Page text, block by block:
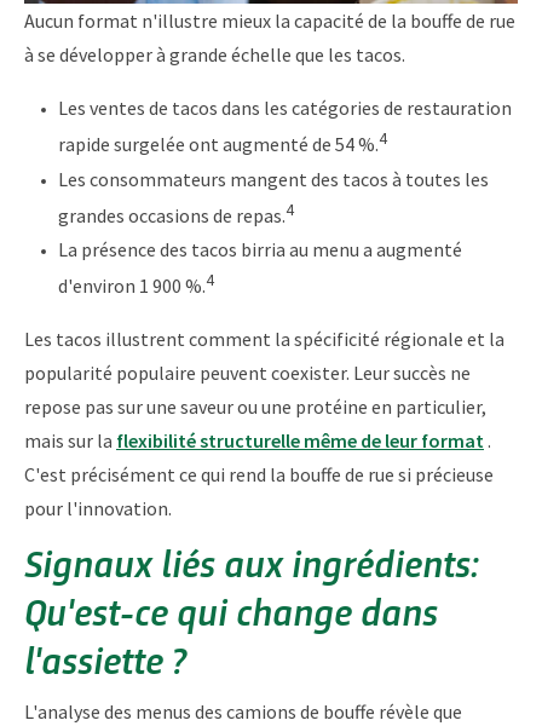
Aucun format n'illustre mieux la capacité de la bouffe de rue
à se développer à grande échelle que les tacos.
Les ventes de tacos dans les catégories de restauration
rapide surgelée ont augmenté de 54 %.4
Les consommateurs mangent des tacos à toutes les
grandes occasions de repas.4
La présence des tacos birria au menu a augmenté
d'environ 1 900 %.4
Les tacos illustrent comment la spécificité régionale et la
popularité populaire peuvent coexister. Leur succès ne
repose pas sur une saveur ou une protéine en particulier,
mais sur la flexibilité structurelle même de leur format.
C'est précisément ce qui rend la bouffe de rue si précieuse
pour l'innovation.
Signaux liés aux ingrédients:
Qu'est-ce qui change dans
l'assiette ?
L'analyse des menus des camions de bouffe révèle que